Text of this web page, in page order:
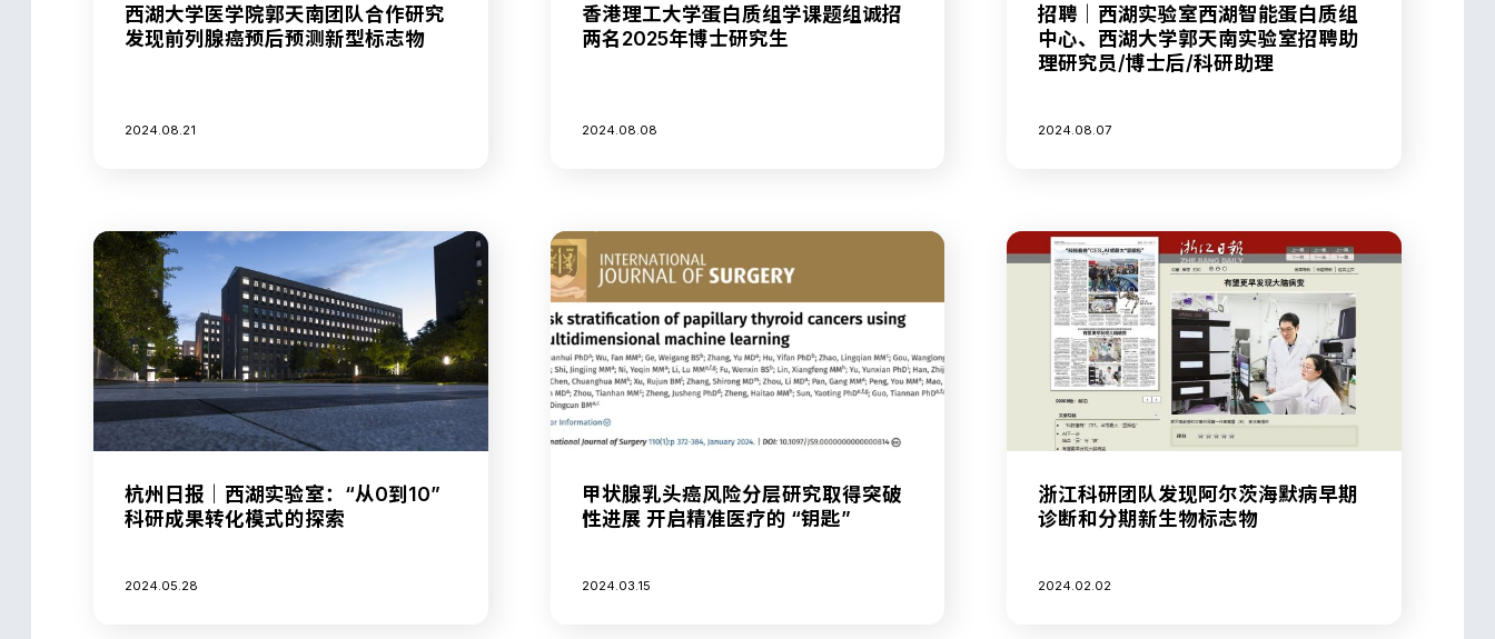
西湖大学医学院郭天南团队合作研究
发现前列腺癌预后预测新型标志物
2024.08.21
香港理工大学蛋白质组学课题组诚招
两名2025年博士研究生
2024.08.08
招聘｜西湖实验室西湖智能蛋白质组
中心、西湖大学郭天南实验室招聘助
理研究员/博士后/科研助理
2024.08.07
杭州日报｜西湖实验室：“从0到10”
科研成果转化模式的探索
2024.05.28
甲状腺乳头癌风险分层研究取得突破
性进展 开启精准医疗的 “钥匙”
2024.03.15
浙江科研团队发现阿尔茨海默病早期
诊断和分期新生物标志物
2024.02.02